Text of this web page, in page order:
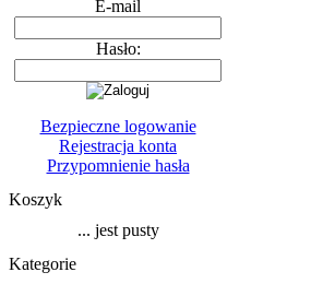
E-mail
Hasło:
Bezpieczne logowanie
Rejestracja konta
Przypomnienie hasła
Koszyk
... jest pusty
Kategorie